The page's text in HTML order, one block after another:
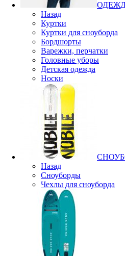
Назад
Куртки
Куртки для сноуборда
Бордшорты
Варежки, перчатки
Головные уборы
Детская одежда
Носки
Назад
Сноуборды
Чехлы для сноуборда